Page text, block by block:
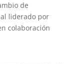
de
liderado por
colaboración